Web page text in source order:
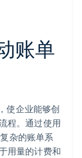
账单
使企业能够创
程。通过使用
杂的账单系
用量的计费和